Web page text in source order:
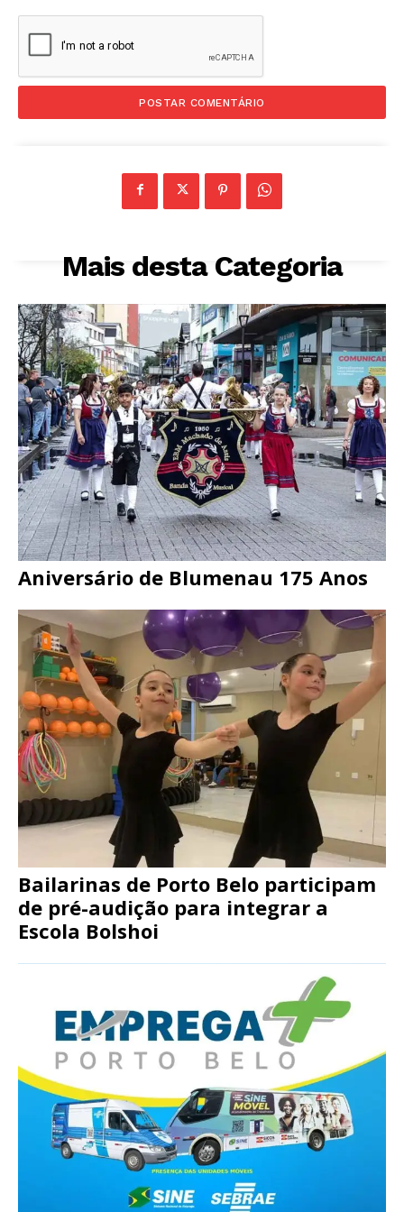
Mais desta Categoria
Aniversário de Blumenau 175 Anos
Bailarinas de Porto Belo participam
de pré-audição para integrar a
Escola Bolshoi